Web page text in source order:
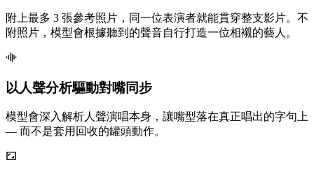
附上最多 3 張參考照片，同一位表演者就能貫穿整支影片。不
附照片，模型會根據聽到的聲音自行打造一位相襯的藝人。
以人聲分析驅動對嘴同步
模型會深入解析人聲演唱本身，讓嘴型落在真正唱出的字句上
— 而不是套用回收的罐頭動作。